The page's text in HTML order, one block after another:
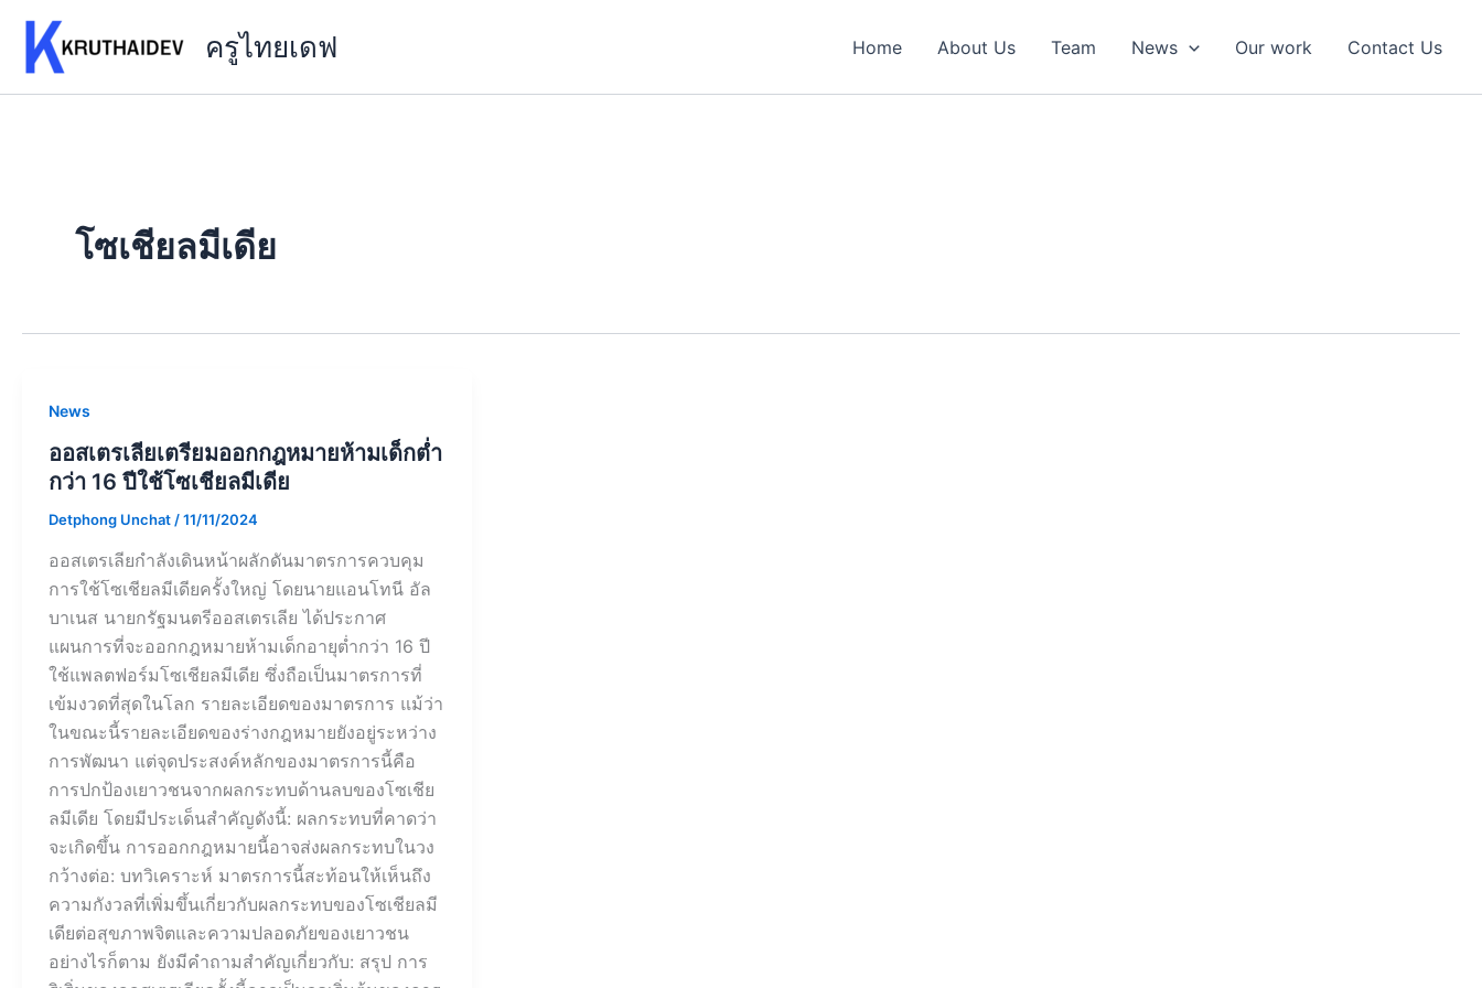
content
ครูไทยเดฟ Home About Us Team News Our work Contact Us
โซเชียลมีเดีย
News
ออสเตรเลียเตรียมออกกฎหมายห้ามเด็กต่ำ
กว่า 16 ปีใช้โซเชียลมีเดีย
Detphong Unchat /11/11/2024
ออสเตรเลียกำลังเดินหน้าผลักดันมาตรการควบคุม
การใช้โซเชียลมีเดียครั้งใหญ่ โดยนายแอนโทนี อัล
บาเนส นายกรัฐมนตรีออสเตรเลีย ได้ประกาศ
แผนการที่จะออกกฎหมายห้ามเด็กอายุต่ำกว่า 16 ปี
ใช้แพลตฟอร์มโซเชียลมีเดีย ซึ่งถือเป็นมาตรการที่
เข้มงวดที่สุดในโลก รายละเอียดของมาตรการ แม้ว่า
ในขณะนี้รายละเอียดของร่างกฎหมายยังอยู่ระหว่าง
การพัฒนา แต่จุดประสงค์หลักของมาตรการนี้คือ
การปกป้องเยาวชนจากผลกระทบด้านลบของโซเชีย
ลมีเดีย โดยมีประเด็นสำคัญดังนี้: ผลกระทบที่คาดว่า
จะเกิดขึ้น การออกกฎหมายนี้อาจส่งผลกระทบในวง
กว้างต่อ: บทวิเคราะห์ มาตรการนี้สะท้อนให้เห็นถึง
ความกังวลที่เพิ่มขึ้นเกี่ยวกับผลกระทบของโซเชียลมี
เดียต่อสุขภาพจิตและความปลอดภัยของเยาวชน
อย่างไรก็ตาม ยังมีคำถามสำคัญเกี่ยวกับ: สรุป การ